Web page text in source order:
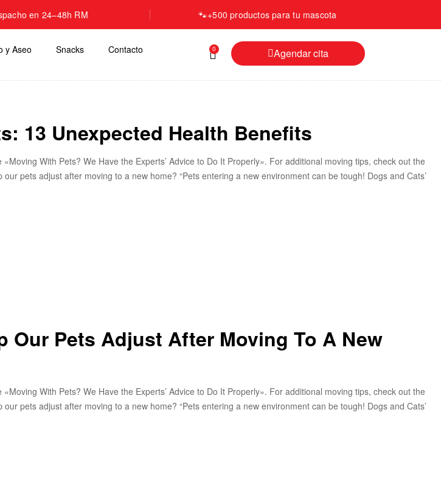
en 24–48h RM 🐾+500 productos para tu mascota
y Aseo Snacks Contacto 0 Agendar cita
13 Unexpected Health Benefits
With Pets? We Have the Experts’ Advice to Do It Properly». For additional moving tips, check out the
pets adjust after moving to a new home? “Pets entering a new environment can be tough! Dogs and Cats’
Our Pets Adjust After Moving To A New
With Pets? We Have the Experts’ Advice to Do It Properly». For additional moving tips, check out the
pets adjust after moving to a new home? “Pets entering a new environment can be tough! Dogs and Cats’